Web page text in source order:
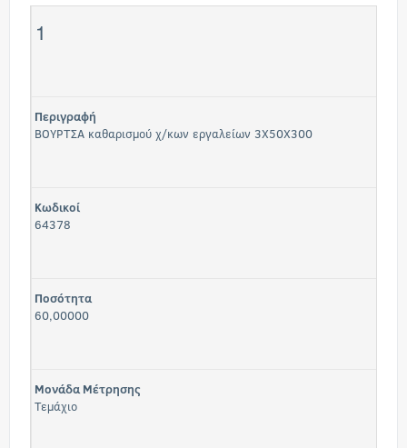
1
Περιγραφή
ΒΟΥΡΤΣΑ καθαρισμού χ/κων εργαλείων 3Χ50Χ300
Κωδικοί
64378
Ποσότητα
60,00000
Μονάδα Μέτρησης
Τεμάχιο